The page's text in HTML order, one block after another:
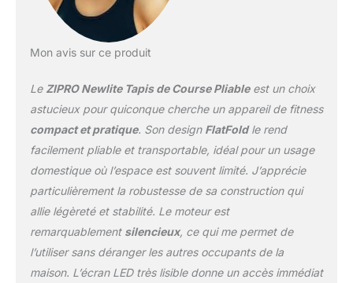
Mon avis sur ce produit
Le ZIPRO Newlite Tapis de Course Pliableest un choix
astucieux pour quiconque cherche un appareil de fitness
compact et pratique. Son design FlatFoldle rend
facilement pliable et transportable, idéal pour un usage
domestique où l’espace est souvent limité. J’apprécie
particulièrement la robustesse de sa construction qui
allie légèreté et stabilité. Le moteur est
remarquablement silencieux, ce qui me permet de
l’utiliser sans déranger les autres occupants de la
maison. L’écran LED très lisible donne un accès immédiat